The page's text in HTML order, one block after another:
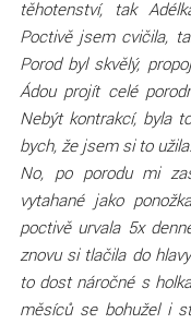
těhotenství, tak
Poctivě jsem cvičila,
Porod byl skvělý,
Ádou projít celé
Nebýt kontrakcí, byla
bych, že jsem si to užila.
No, po porodu mi
vytahané jako
poctivě urvala 5x
znovu si tlačila do
to dost náročné s
měsíců se bohužel i